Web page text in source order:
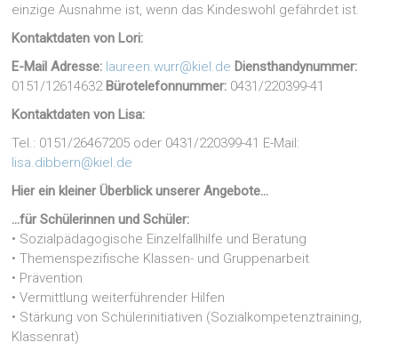
einzige Ausnahme ist, wenn das Kindeswohl gefährdet ist.
Kontaktdaten von Lori:
E-Mail Adresse: laureen.wurr@kiel.de Diensthandynummer:
0151/12614632 Bürotelefonnummer: 0431/220399-41
Kontaktdaten von Lisa:
Tel.: 0151/26467205 oder 0431/220399-41 E-Mail:
lisa.dibbern@kiel.de
Hier ein kleiner Überblick unserer Angebote…
…für Schülerinnen und Schüler:
• Sozialpädagogische Einzelfallhilfe und Beratung
• Themenspezifische Klassen- und Gruppenarbeit
• Prävention
• Vermittlung weiterführender Hilfen
• Stärkung von Schülerinitiativen (Sozialkompetenztraining,
Klassenrat)